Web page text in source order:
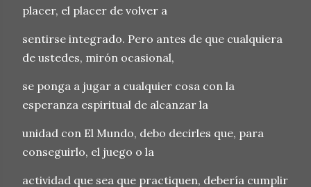
placer, el placer de volver a
sentirse integrado. Pero antes de que cualquiera
de ustedes, mirón ocasional,
se ponga a jugar a cualquier cosa con la
esperanza espiritual de alcanzar la
unidad con El Mundo, debo decirles que, para
conseguirlo, el juego o la
actividad que sea que practiquen, debería cumplir